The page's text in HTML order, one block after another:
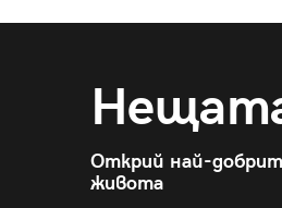
Открий най-
живота